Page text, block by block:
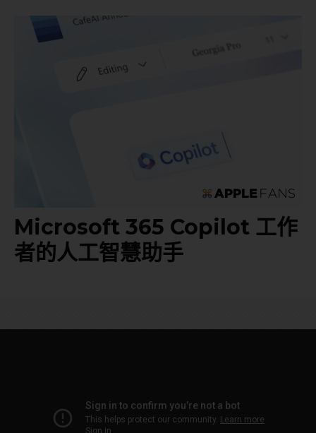
Microsoft 365 Copilot 工作
者的人工智慧助手